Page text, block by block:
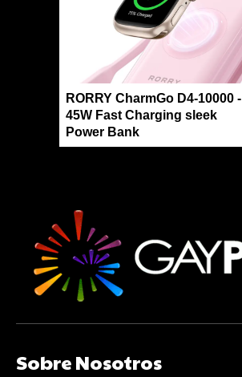
RORRY CharmGo D4-10000 -
45W Fast Charging sleek
Power Bank
Sobre Nosotros